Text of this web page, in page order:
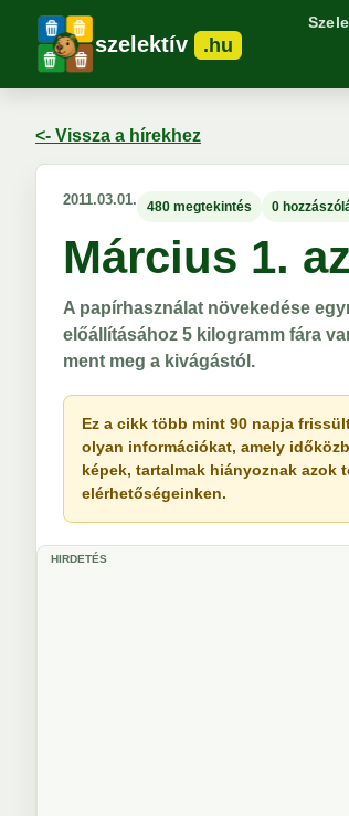
szelektív .hu
<- Vissza a hírekhez
2011.03.01. 480 megtekintés 0
Március 1.
A papírhasználat növekedése
előállításához 5 kilogramm fára
ment meg a kivágástól.
Ez a cikk több mint 90 napja
olyan információkat, amely
képek, tartalmak hiányoznak azok
elérhetőségeinken.
HIRDETÉS